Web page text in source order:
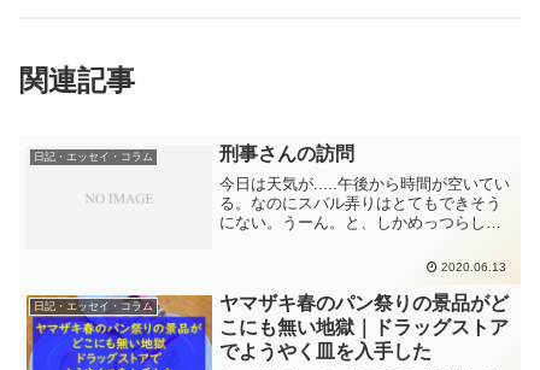
関連記事
日記・エッセイ・コラム 刑事さんの訪問
今日は天気が.....午後から時間が空いてい
る。なのにスバル弄りはとてもできそう
にない。うーん。と、しかめっつらして
ようかなー。って、激貧なんだから事務
しようかと......
2020.06.13
日記・エッセイ・コラム
ヤマザキ春のパン祭りの景品がど
こにも無い地獄｜ドラッグストア
でようやく皿を入手した